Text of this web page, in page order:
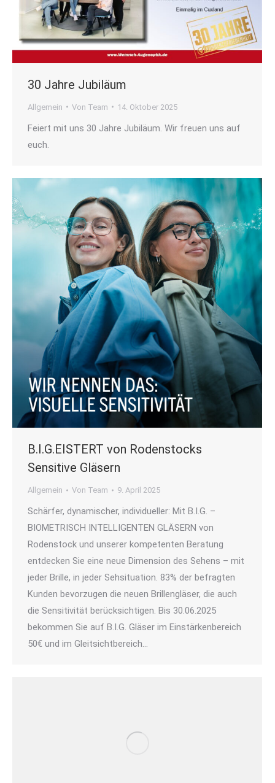
30 Jahre Jubiläum
Allgemein Von Team 14. Oktober 2025
Feiert mit uns 30 Jahre Jubiläum. Wir freuen uns auf
euch.
B.I.G.EISTERT von Rodenstocks
Sensitive Gläsern
Allgemein Von Team 9. April 2025
Schärfer, dynamischer, individueller: Mit B.I.G. –
BIOMETRISCH INTELLIGENTEN GLÄSERN von
Rodenstock und unserer kompetenten Beratung
entdecken Sie eine neue Dimension des Sehens – mit
jeder Brille, in jeder Sehsituation. 83% der befragten
Kunden bevorzugen die neuen Brillengläser, die auch
die Sensitivität berücksichtigen. Bis 30.06.2025
bekommen Sie auf B.I.G. Gläser im Einstärkenbereich
50€ und im Gleitsichtbereich…